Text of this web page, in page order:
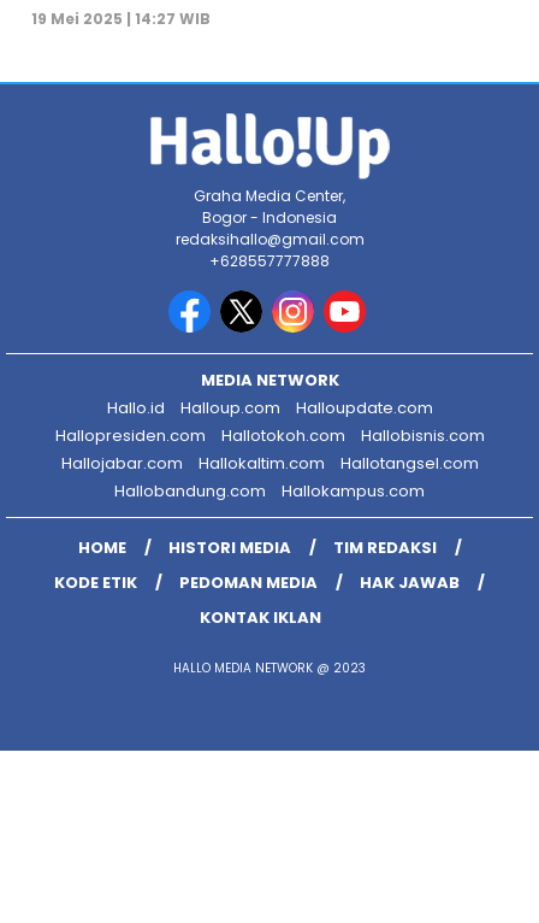
19 Mei 2025 | 14:27 WIB
Graha Media Center,
Bogor - Indonesia
redaksihallo@gmail.com
+628557777888
MEDIA NETWORK
Hallo.id
Halloup.com
Halloupdate.com
Hallopresiden.com
Hallotokoh.com
Hallobisnis.com
Hallojabar.com
Hallokaltim.com
Hallotangsel.com
Hallobandung.com
Hallokampus.com
HOME HISTORI MEDIA
TIM REDAKSI
KODE ETIK
PEDOMAN MEDIA
HAK JAWAB
KONTAK IKLAN
HALLO MEDIA NETWORK @ 2023